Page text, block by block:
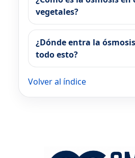
vegetales?
¿Dónde entra la
todo esto?
Volver al índice